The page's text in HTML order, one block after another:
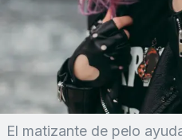
El matizante de pelo